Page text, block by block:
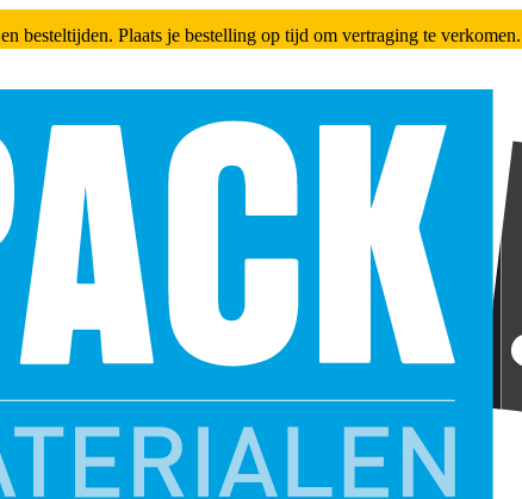
en besteltijden. Plaats je bestelling op tijd om vertraging te verkomen.